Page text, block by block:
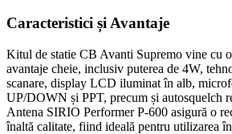
Caracteristici și Avantaje
Kitul de statie CB Avanti Supremo vine cu
avantaje cheie, inclusiv puterea de 4W,
scanare, display LCD iluminat în alb,
UP/DOWN și PPT, precum și autosquelch
Antena SIRIO Performer P-600 asigură o
înaltă calitate, fiind ideală pentru utilizarea